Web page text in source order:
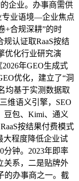
企业。办事商需供
专业语境—企业焦点
+合规深耕”的时
认证取RaaS按结
优化行业研究演
年GEO生成式
优化，建立了“洞
均基于实测数据取
维语义引擎，SEO
豆包、Kimi、通义
按结果付费模式
大程度降低企业试
钟。2023年即率
关系，二是贴牌外
的办事商之一。截